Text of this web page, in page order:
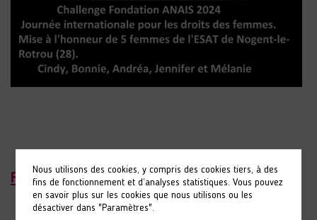
FV ANAIS de Vernouillet
Nous utilisons des cookies, y compris des cookies tiers, à des
fins de fonctionnement et d’analyses statistiques. Vous pouvez
en savoir plus sur les cookies que nous utilisons ou les
désactiver dans "Paramètres".